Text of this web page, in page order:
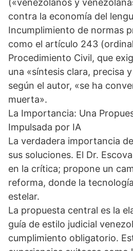
(«venezolanos y
contra la economía del
Incumplimiento de normas
como el artículo 243
Procedimiento Civil, que
una «síntesis clara, precisa
según el autor, «se ha
muerta».
La Importancia: Una
Impulsada por IA
La verdadera importancia
sus soluciones. El Dr.
en la crítica; propone un
reforma, donde la
estelar.
La propuesta central es la
guía de estilo judicial
cumplimiento obligatorio.